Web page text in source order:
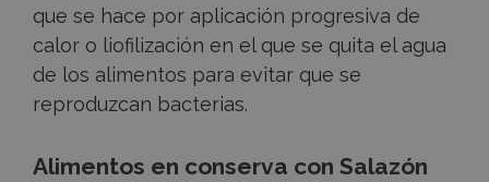
que se hace por aplicación progresiva de
calor o liofilización en el que se quita el agua
de los alimentos para evitar que se
reproduzcan bacterias.
Alimentos en conserva con Salazón